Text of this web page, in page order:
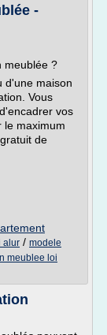
-
meublée ?
d'une maison
Vous
vos
le maximum
de
alur / modele
meublee loi